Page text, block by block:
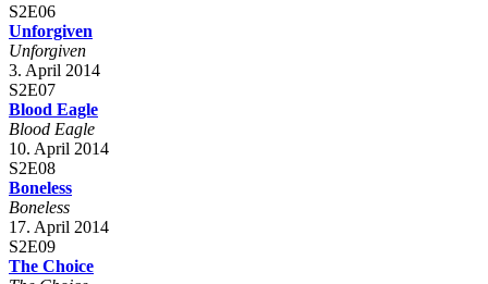
S2E06
Unforgiven
Unforgiven
3. April 2014
S2E07
Blood Eagle
Blood Eagle
10. April 2014
S2E08
Boneless
Boneless
17. April 2014
S2E09
The Choice